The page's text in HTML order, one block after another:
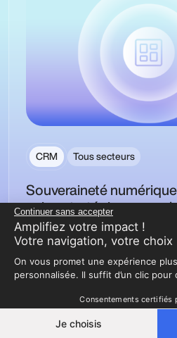
CRM Tous secteurs
Souveraineté
enjeu stratégique pour
organisations
Pour le dire simplement, la
consiste à garder le contrôle
ses données et ses outils
Franck Amiot22 Juin 2026
Continuer sans accepter
Amplifiez votre impact !
Votre navigation, votre choix
On vous promet une expérience
personnalisée. Il suffit d’un clic pour
Consentements certifiés
Je choisis